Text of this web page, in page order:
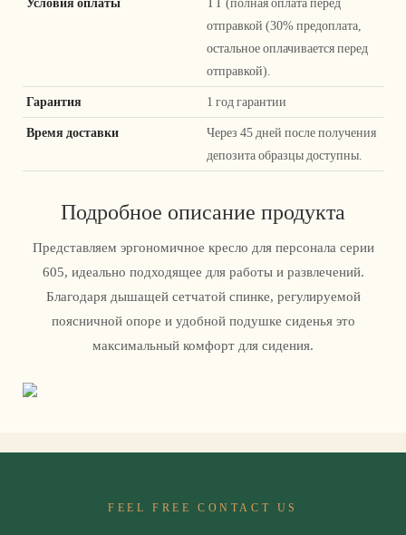
Условия оплаты
ТТ (полная оплата перед
отправкой (30% предоплата,
остальное оплачивается перед
отправкой).
Гарантия 1 год гарантии
Время доставки
Через 45 дней после получения
депозита образцы доступны.
Подробное описание продукта
Представляем эргономичное кресло для персонала серии
605, идеально подходящее для работы и развлечений.
Благодаря дышащей сетчатой ​​спинке, регулируемой
поясничной опоре и удобной подушке сиденья это
максимальный комфорт для сидения.
FEEL FREE CONTACT US